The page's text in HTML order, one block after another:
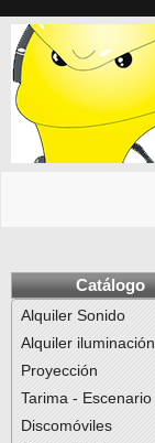
Catálogo
Alquiler Sonido
Alquiler iluminación
Proyección
Tarima - Escenario
Discomóviles